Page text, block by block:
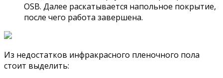
OSB. Далее раскатывается напольное покрытие,
после чего работа завершена.
Из недостатков инфракрасного пленочного пола
стоит выделить: